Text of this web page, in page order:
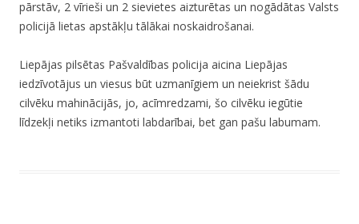
pārstāv, 2 vīrieši un 2 sievietes aizturētas un nogādātas Valsts
policijā lietas apstākļu tālākai noskaidrošanai.
Liepājas pilsētas Pašvaldības policija aicina Liepājas
iedzīvotājus un viesus būt uzmanīgiem un neiekrist šādu
cilvēku mahinācijās, jo, acīmredzami, šo cilvēku iegūtie
līdzekļi netiks izmantoti labdarībai, bet gan pašu labumam.